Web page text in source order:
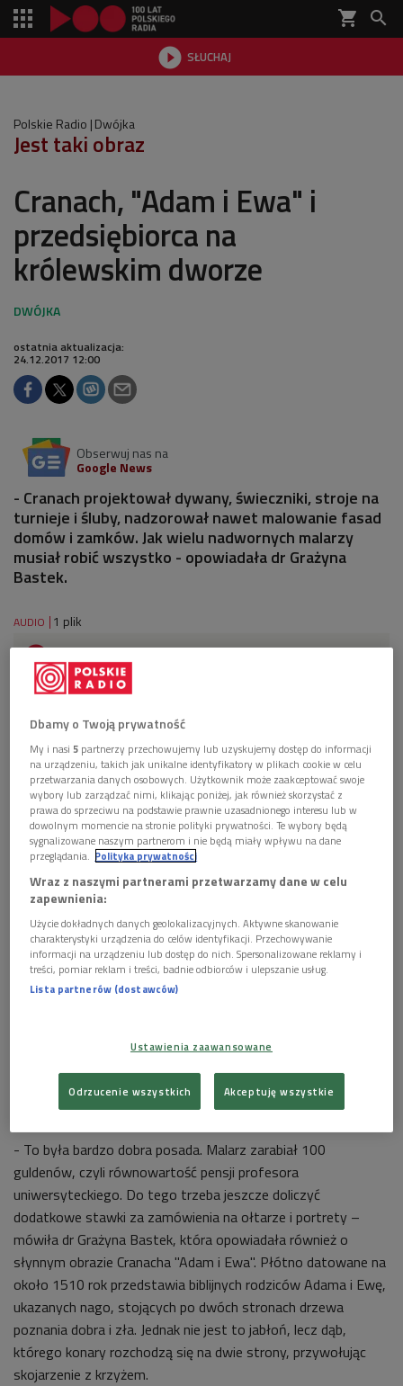
shopping_cart 
 SŁUCHAJ

Polskie Radio Dwójka
Jest taki obraz
Cranach, "Adam i Ewa" i
przedsiębiorca na
królewskim dworze
ostatnia aktualizacja:
24.12.2017 12:00
Obserwuj nas na
Google News
- Cranach projektował dywany, świeczniki, stroje na
turnieje i śluby, nadzorował nawet malowanie fasad
domów i zamków. Jak wielu nadwornych malarzy
musiał robić wszystko - opowiadała dr Grażyna
Bastek.
AUDIO 1 plik
 14'53 
Rozmowa wokół twórczości Lucasa Cranacha
Lucas Cranach starszy "Adam i Ewa"
Starszego, niemieckiego artysty i grafika epoki renesansu,
elektora saskiego księcia Fryderyka Mądrego.
- To była bardzo dobra posada. Malarz zarabiał 100
guldenów, czyli równowartość pensji profesora
uniwersyteckiego. Do tego trzeba jeszcze doliczyć
dodatkowe stawki za zamówienia na ołtarze i portrety –
mówiła dr Grażyna Bastek, która opowiadała również o
słynnym obrazie Cranacha "Adam i Ewa". Płótno datowane na
około 1510 rok przedstawia biblijnych rodziców Adama i Ewę,
ukazanych nago, stojących po dwóch stronach drzewa
poznania dobra i zła. Jednak nie jest to jabłoń, lecz dąb,
którego konary rozchodzą się na dwie strony, przywołując
skojarzenie z krzyżem.
Dbamy o Twoją prywatność
My i nasi5 partnerzy przechowujemy lub uzyskujemy dostęp do informacji
na urządzeniu, takich jak unikalne identyfikatory w plikach cookie w celu
przetwarzania danych osobowych. Użytkownik może zaakceptować swoje
wybory lub zarządzać nimi, klikając poniżej, jak również skorzystać z
prawa do sprzeciwu na podstawie prawnie uzasadnionego interesu lub w
dowolnym momencie na stronie polityki prywatności. Te wybory będą
sygnalizowane naszym partnerom i nie będą miały wpływu na dane
przeglądania. Polityka prywatności
Wraz z naszymi partnerami przetwarzamy dane w celu
zapewnienia:
Użycie dokładnych danych geolokalizacyjnych. Aktywne skanowanie
charakterystyki urządzenia do celów identyfikacji. Przechowywanie
informacji na urządzeniu lub dostęp do nich. Spersonalizowane reklamy i
treści, pomiar reklam i treści, badnie odbiorców i ulepszanie usług.
Lista partnerów (dostawców)
Ustawienia zaawansowane
Odrzucenie wszystkich Akceptuję wszystkie